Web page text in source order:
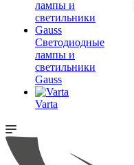
Светодиодные
лампы и
светильники
Gauss
Varta